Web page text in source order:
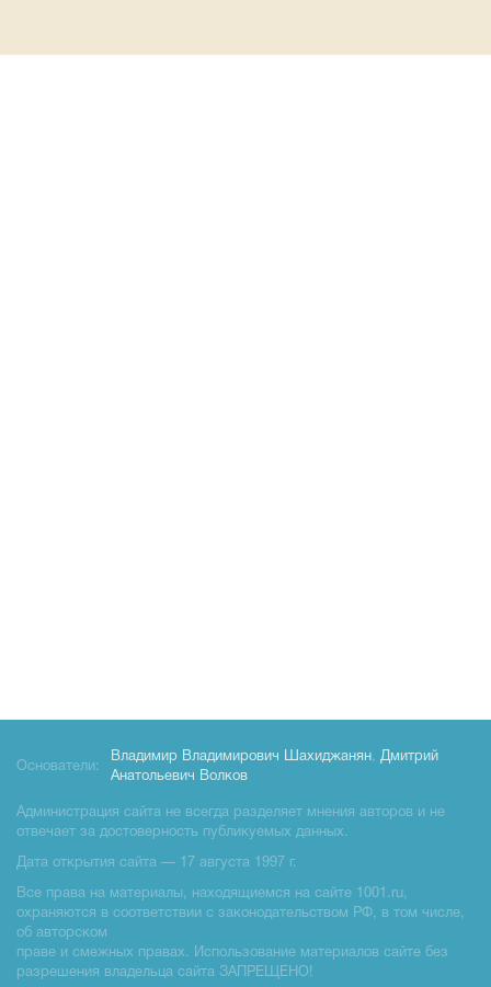
Основатели:
Владимир Владимирович Шахиджанян, Дмитрий
Анатольевич Волков
Администрация сайта не всегда разделяет мнения авторов и не
отвечает за достоверность публикуемых данных.
Дата открытия сайта — 17 августа 1997 г.
Все права на материалы, находящиемся на сайте 1001.ru,
охраняются в соответствии с законодательством РФ, в том числе,
об авторском
праве и смежных правах. Использование материалов сайте без
разрешения владельца сайта ЗАПРЕЩЕНО!